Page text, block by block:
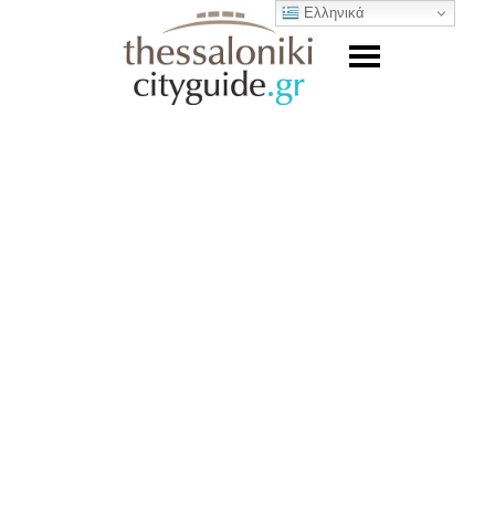
Ελληνικά